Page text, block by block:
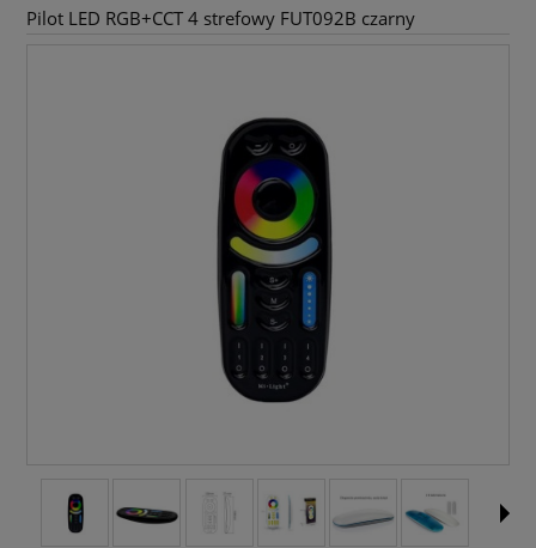
Pilot LED RGB+CCT 4 strefowy FUT092B czarny